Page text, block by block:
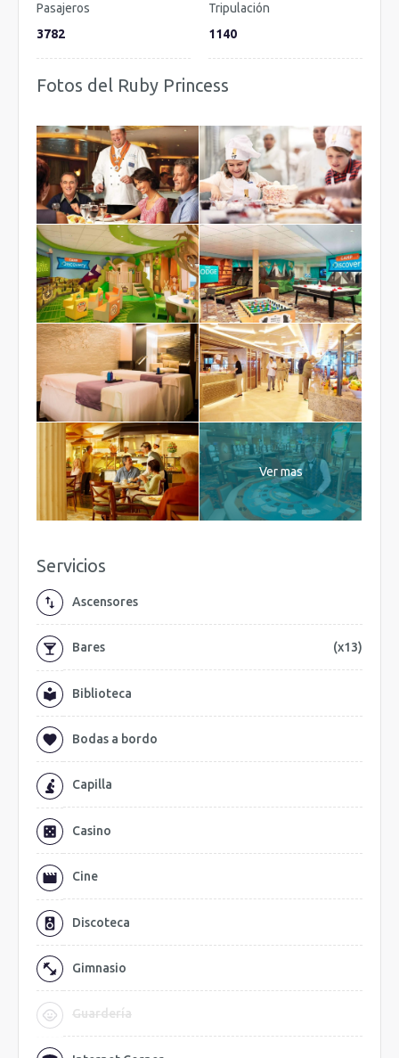
Pasajeros
3782
Tripulación
1140
Fotos del Ruby Princess
Ver mas
Servicios
Ascensores
Bares (x13)
Biblioteca
Bodas a bordo
Capilla
Casino
Cine
Discoteca
Gimnasio
Guardería